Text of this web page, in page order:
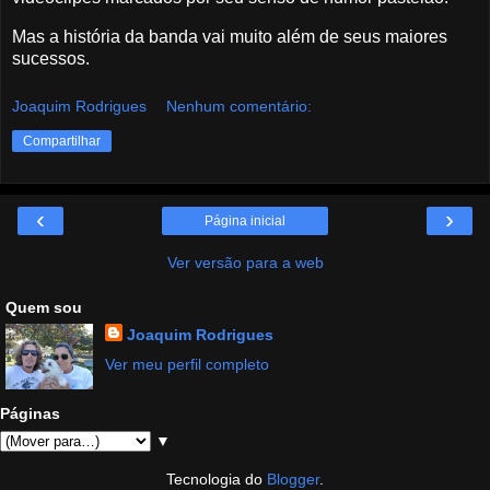
Mas a história da banda vai muito além de seus maiores
sucessos.
Joaquim Rodrigues Nenhum comentário:
Compartilhar
‹ ›
Página inicial
Ver versão para a web
Quem sou
Joaquim Rodrigues
Ver meu perfil completo
Páginas
▼
Tecnologia do Blogger.